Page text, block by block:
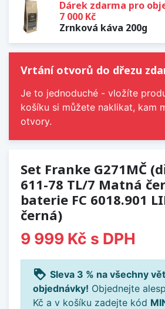
Dárek zdarma pro
7 000 Kč
Zrnková káva 200g
Vrtání otvorů do dřezu
Je to jednoduché - vložíte
košíku si můžete naklikat, kam
otvory.
Set Franke G271MČ
611-78 TL/7 Matná
baterie FC 6018.901
černá)
9 999 Kč s DPH
loyalty Sleva 3 % na všechny
objednávky! Objednejte
Kč a v košíku zadejte kód